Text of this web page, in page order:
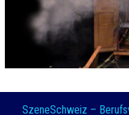
SzeneSchweiz –